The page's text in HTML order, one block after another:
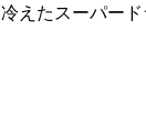
えたスーパ